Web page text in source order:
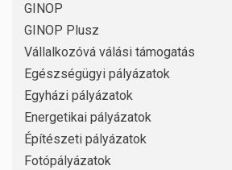
GINOP
GINOP Plusz
Vállalkozóvá válási támogatás
Egészségügyi pályázatok
Egyházi pályázatok
Energetikai pályázatok
Építészeti pályázatok
Fotópályázatok